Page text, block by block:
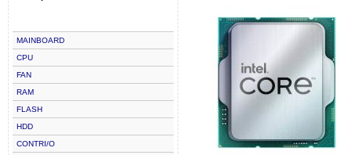
MAINBOARD
CPU
FAN
RAM
FLASH
HDD
CONTRI/O